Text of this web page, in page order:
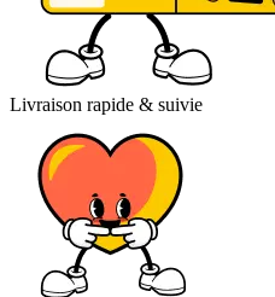
Livraison rapide & suivie